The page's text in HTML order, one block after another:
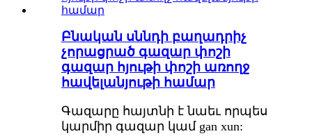
Բնական սննդի բաղադրիչ
չորացրած գազար փոշի
գազար հյութի փոշի առողջ
հավելանյութի համար
Գազարը հայտնի է նաեւ որպես
կարմիր գազար կամ gan xun: